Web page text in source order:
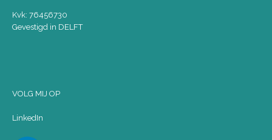
Kvk: 76456730
Gevestigd in DELFT
VOLG MIJ OP
LinkedIn